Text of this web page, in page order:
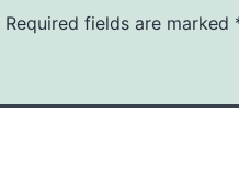
Required fields are marked